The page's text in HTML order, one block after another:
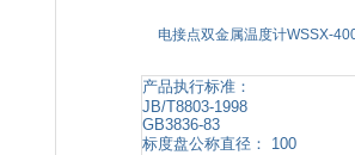
电接点双金属温度计WSSX-
产品执行标准：
JB/T8803-1998
GB3836-83
标度盘公称直径： 100